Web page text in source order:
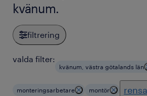
kvänum.
filtrering
valda filter:
kvänum, västra götalands län
monteringsarbetare montör